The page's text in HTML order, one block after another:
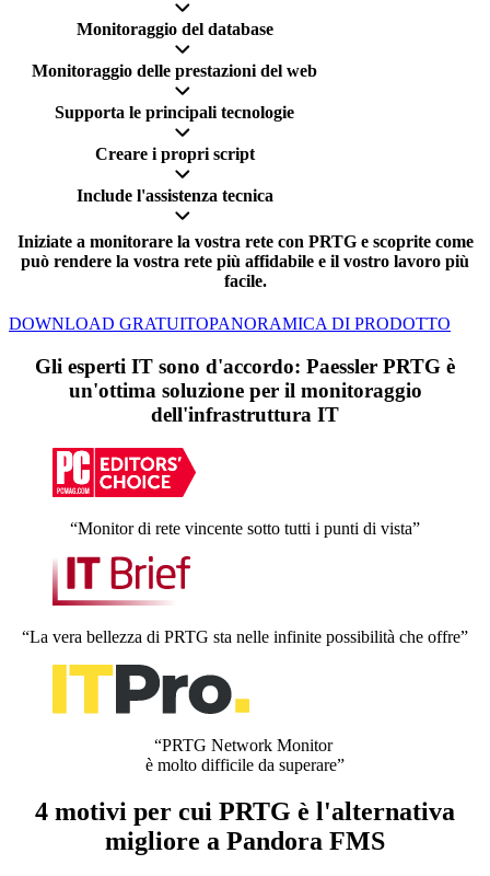
Monitoraggio del database
Monitoraggio delle prestazioni del web
Supporta le principali tecnologie
Creare i propri script
Include l'assistenza tecnica
Iniziate a monitorare la vostra rete con PRTG e scoprite come
può rendere la vostra rete più affidabile e il vostro lavoro più
facile.
DOWNLOAD GRATUITOPANORAMICA DI PRODOTTO
Gli esperti IT sono d'accordo: Paessler PRTG è
un'ottima soluzione per il monitoraggio
dell'infrastruttura IT
“Monitor di rete vincente sotto tutti i punti di vista”
“La vera bellezza di PRTG sta nelle infinite possibilità che offre”
“PRTG Network Monitor
è molto difficile da superare”
4 motivi per cui PRTG è l'alternativa
migliore a Pandora FMS